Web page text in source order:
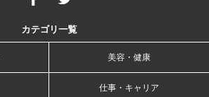
カテゴリ一覧
美容・健康
仕事・キャリア